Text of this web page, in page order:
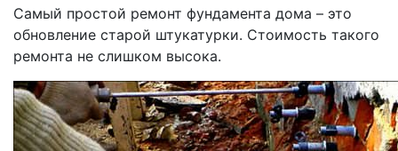
Самый простой ремонт фундамента дома – это
обновление старой штукатурки. Стоимость такого
ремонта не слишком высока.